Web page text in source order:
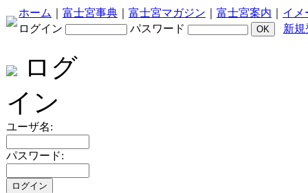
ホーム 富士宮事典 富士宮マガジン 富士宮案内
イメ
ログイン
パスワード 新規
ログ
イン
ユーザ名:
パスワード: